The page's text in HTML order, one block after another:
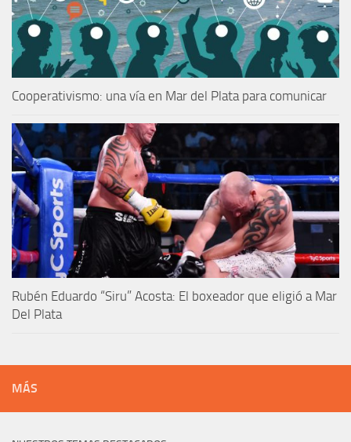
Cooperativismo: una vía en Mar del Plata para comunicar
Rubén Eduardo “Siru” Acosta: El boxeador que eligió a Mar
Del Plata
MÁS